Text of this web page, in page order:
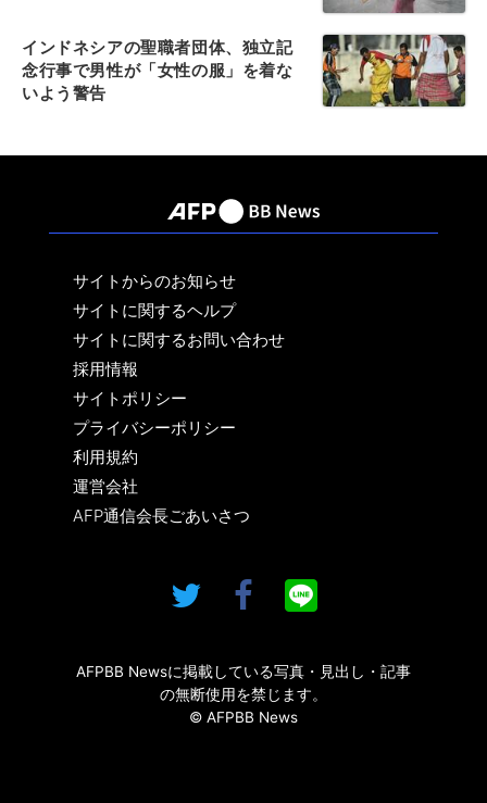
インドネシアの聖職者団体、独立記
念行事で男性が「女性の服」を着な
いよう警告
サイトからのお知らせ
サイトに関するヘルプ
サイトに関するお問い合わせ
採用情報
サイトポリシー
プライバシーポリシー
利用規約
運営会社
AFP通信会長ごあいさつ
AFPBB Newsに掲載している写真・見出し・記事
の無断使用を禁じます。
© AFPBB News